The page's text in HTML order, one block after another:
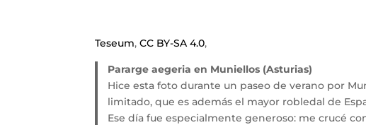
Teseum,CC BY-SA 4.0,
Pararge aegeria en Muniellos (Asturias)
Hice esta foto durante un paseo de verano por
limitado, que es además el mayor robledal de
Ese día fue especialmente generoso: me crucé